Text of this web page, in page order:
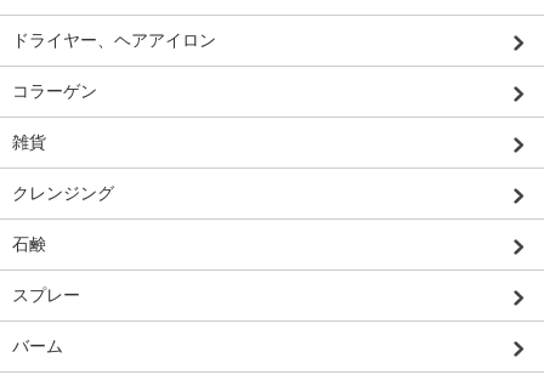
ドライヤー、ヘアアイロン
コラーゲン
雑貨
クレンジング
石鹸
スプレー
バーム